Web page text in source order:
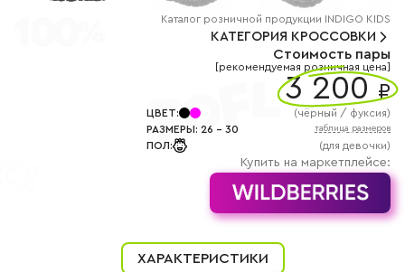
+7
АВТОРИЗАЦИЯ
Каталог розничной продукции INDIGO KIDS
КАТЕГОРИЯ КРОССОВКИ
Стоимость пары
[рекомендуемая розничная цена]
3 200 ₽
ЦВЕТ: (чёрный / фуксия)
РАЗМЕРЫ: 26 - 30 таблица размеров
ПОЛ: (для девочки)
Купить на маркетплейсе:
ХАРАКТЕРИСТИКИ